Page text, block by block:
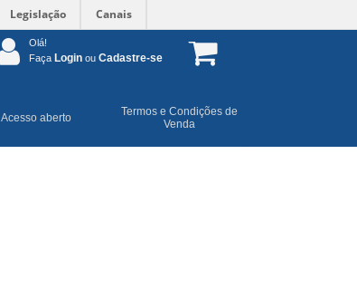
Legislação Canais
Olá!
Faça Login ou Cadastre-se
Acesso aberto
Termos e Condições de
Venda